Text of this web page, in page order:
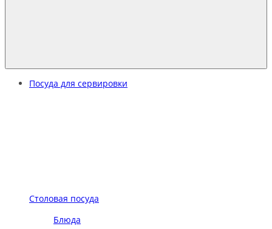
Посуда для сервировки
Столовая посуда
Блюда